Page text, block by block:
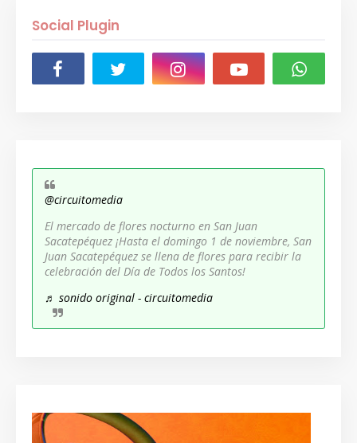
Social Plugin
@circuitomedia
El mercado de flores nocturno en San Juan
Sacatepéquez ¡Hasta el domingo 1 de noviembre, San
Juan Sacatepéquez se llena de flores para recibir la
celebración del Día de Todos los Santos!
♬ sonido original - circuitomedia